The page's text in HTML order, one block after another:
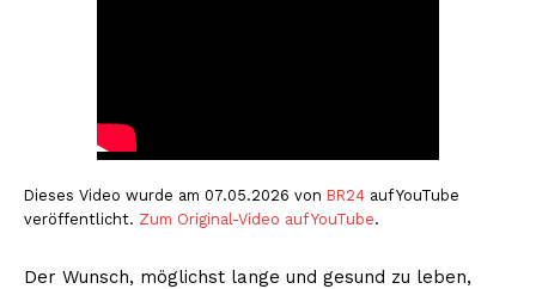
Dieses Video wurde am 07.05.2026 von BR24 auf YouTube
veröffentlicht. Zum Original-Video auf YouTube.
Der Wunsch, möglichst lange und gesund zu leben,